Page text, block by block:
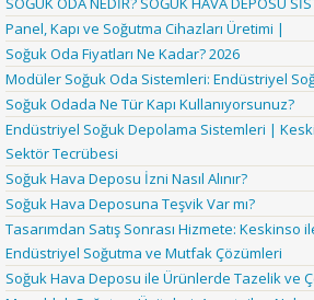
Panel, Kapı ve Soğutma Cihazları Üretimi |
Soğuk Oda Fiyatları Ne Kadar? 2026
Modüler Soğuk Oda Sistemleri: Endüstriyel
Soğuk Odada Ne Tür Kapı Kullanıyorsunuz?
Endüstriyel Soğuk Depolama Sistemleri |
Sektör Tecrübesi
Soğuk Hava Deposu İzni Nasıl Alınır?
Soğuk Hava Deposuna Teşvik Var mı?
Tasarımdan Satış Sonrası Hizmete: Keskinso
Endüstriyel Soğutma ve Mutfak Çözümleri
Soğuk Hava Deposu ile Ürünlerde Tazelik ve